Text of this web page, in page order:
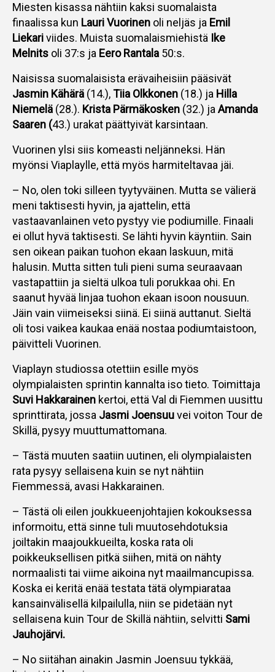
Miesten kisassa nähtiin kaksi suomalaista
finaalissa kun Lauri Vuorinen oli neljäs ja Emil
Liekariviides. Muista suomalaismiehistä Ike
Melnits oli 37:s ja Eero Rantala 50:s.
Naisissa suomalaisista erävaiheisiin pääsivät
Jasmin Kähärä (14.),Tiia Olkkonen (18.) ja Hilla
Niemelä (28.). Krista Pärmäkosken (32.) ja Amanda
Saaren (43.) urakat päättyivät karsintaan.
Vuorinen ylsi siis komeasti neljänneksi. Hän
myönsi Viaplaylle, että myös harmiteltavaa jäi.
– No, olen toki silleen tyytyväinen. Mutta se välierä
meni taktisesti hyvin, ja ajattelin, että
vastaavanlainen veto pystyy vie podiumille. Finaali
ei ollut hyvä taktisesti. Se lähti hyvin käyntiin. Sain
sen oikean paikan tuohon ekaan laskuun, mitä
halusin. Mutta sitten tuli pieni suma seuraavaan
vastapattiin ja sieltä ulkoa tuli porukkaa ohi. En
saanut hyvää linjaa tuohon ekaan isoon nousuun.
Jäin vain viimeiseksi siinä. Ei siinä auttanut. Sieltä
oli tosi vaikea kaukaa enää nostaa podiumtaistoon,
päivitteli Vuorinen.
Viaplayn studiossa otettiin esille myös
olympialaisten sprintin kannalta iso tieto. Toimittaja
Suvi Hakkarainen kertoi, että Val di Fiemmen uusittu
sprinttirata, jossa Jasmi Joensuuvei voiton Tour de
Skillä, pysyy muuttumattomana.
– Tästä muuten saatiin uutinen, eli olympialaisten
rata pysyy sellaisena kuin se nyt nähtiin
Fiemmessä, avasi Hakkarainen.
– Tästä oli eilen joukkueenjohtajien kokouksessa
informoitu, että sinne tuli muutosehdotuksia
joiltakin maajoukkueilta, koska rata oli
poikkeuksellisen pitkä siihen, mitä on nähty
normaalisti tai viime aikoina nyt maailmancupissa.
Koska ei keritä enää testata tätä olympiarataa
kansainvälisellä kilpailulla, niin se pidetään nyt
sellaisena kuin Tour de Skillä nähtiin, selvitti Sami
Jauhojärvi.
– No siitähan ainakin Jasmin Joensuu tykkää,